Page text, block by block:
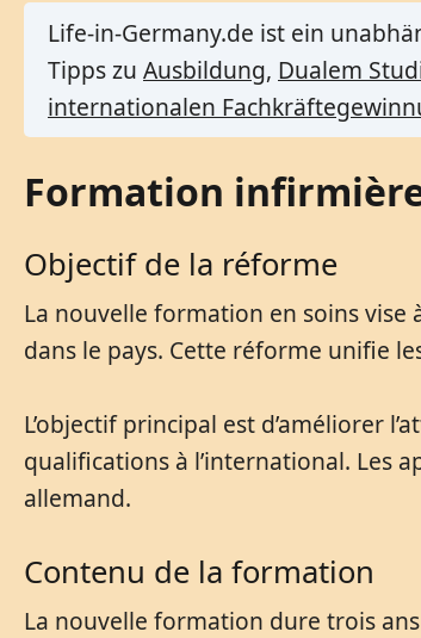
Life-in-Germany.de ist ein
Tipps zu Ausbildung, Dualem
internationalen
Formation
Objectif de la réforme
La nouvelle formation en soins
dans le pays. Cette réforme unifie
L’objectif principal est d’améliorer
qualifications à l’international. Les
allemand.
Contenu de la formation
La nouvelle formation dure trois